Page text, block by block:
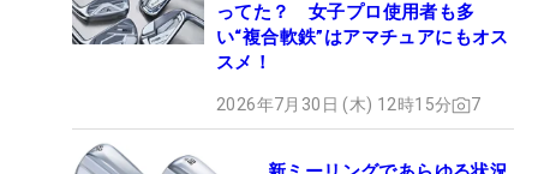
ってた？ 女子プロ使用者も多
い“複合軟鉄”はアマチュアにもオス
スメ！
2026年7月30日 (木) 12時15分 7